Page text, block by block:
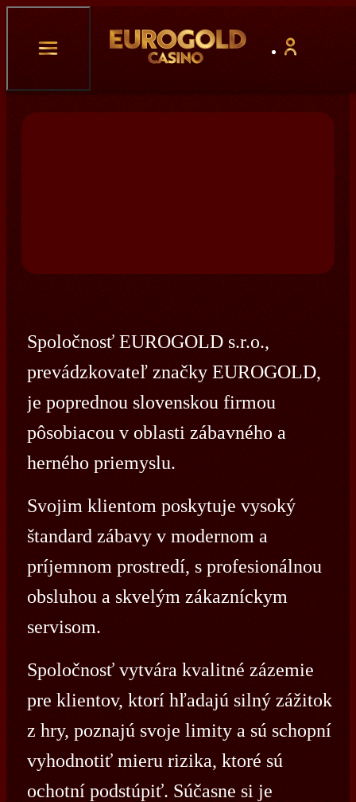
Spoločnosť EUROGOLD s.r.o.,
prevádzkovateľ značky EUROGOLD,
je poprednou slovenskou firmou
pôsobiacou v oblasti zábavného a
herného priemyslu.
Svojim klientom poskytuje vysoký
štandard zábavy v modernom a
príjemnom prostredí, s profesionálnou
obsluhou a skvelým zákazníckym
servisom.
Spoločnosť vytvára kvalitné zázemie
pre klientov, ktorí hľadajú silný zážitok
z hry, poznajú svoje limity a sú schopní
vyhodnotiť mieru rizika, ktoré sú
ochotní podstúpiť. Súčasne si je